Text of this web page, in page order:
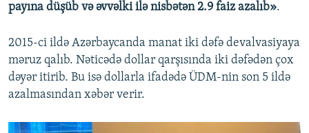
payına düşüb və əvvəlki ilə nisbətən 2.9 faiz azalıb».
2015-ci ildə Azərbaycanda manat iki dəfə devalvasiyaya
məruz qalıb. Nəticədə dollar qarşısında iki dəfədən çox
dəyər itirib. Bu isə dollarla ifadədə ÜDM-nin son 5 ildə
azalmasından xəbər verir.